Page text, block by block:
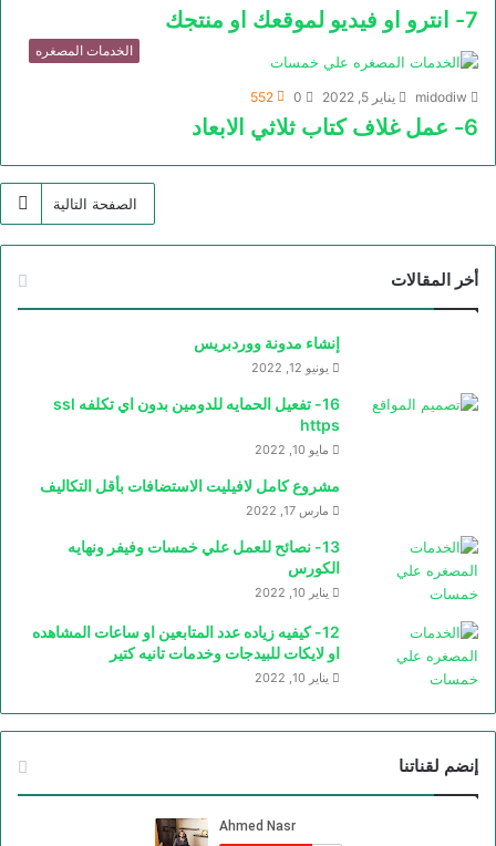
7- انترو او فيديو لموقعك او منتجك
الخدمات المصغره
midodiw يناير 5, 2022 0
552
6- عمل غلاف كتاب ثلاثي الابعاد
الصفحة التالية
أخر المقالات
إنشاء مدونة ووردبريس
يونيو 12, 2022
16- تفعيل الحمايه للدومين بدون اي تكلفه ssl
https
مايو 10, 2022
مشروع كامل لافيليت الاستضافات بأقل التكاليف
مارس 17, 2022
13- نصائح للعمل علي خمسات وفيفر ونهايه
الكورس
يناير 10, 2022
12- كيفيه زياده عدد المتابعين او ساعات المشاهده
او لايكات للبيدجات وخدمات تانيه كتير
يناير 10, 2022
إنضم لقناتنا